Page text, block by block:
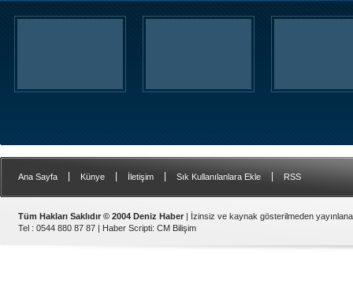
Ana Sayfa Künye İletişim Sık Kullanılanlara Ekle RSS
Tüm Hakları Saklıdır © 2004 Deniz Haber | İzinsiz ve kaynak gösterilmeden
Tel : 0544 880 87 87 | Haber Scripti: CM Bilişim